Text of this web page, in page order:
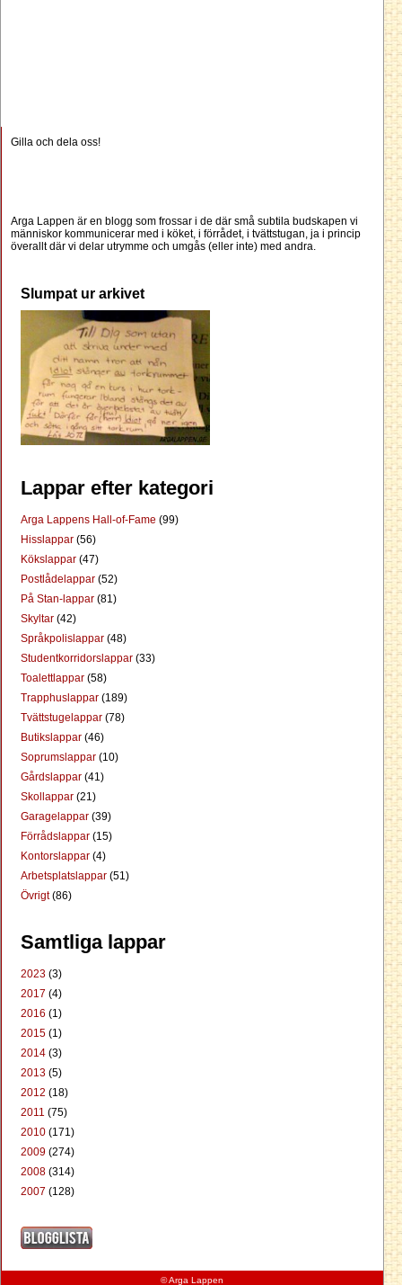
Gilla och dela oss!
Arga Lappen är en blogg som frossar i de där små subtila budskapen vi
människor kommunicerar med i köket, i förrådet, i tvättstugan, ja i princip
överallt där vi delar utrymme och umgås (eller inte) med andra.
Slumpat ur arkivet
Lappar efter kategori
Arga Lappens Hall-of-Fame (99)
Hisslappar (56)
Kökslappar (47)
Postlådelappar (52)
På Stan-lappar (81)
Skyltar (42)
Språkpolislappar (48)
Studentkorridorslappar (33)
Toalettlappar (58)
Trapphuslappar (189)
Tvättstugelappar (78)
Butikslappar (46)
Soprumslappar (10)
Gårdslappar (41)
Skollappar (21)
Garagelappar (39)
Förrådslappar (15)
Kontorslappar (4)
Arbetsplatslappar (51)
Övrigt(86)
Samtliga lappar
2023 (3)
2017 (4)
2016 (1)
2015 (1)
2014 (3)
2013 (5)
2012 (18)
2011 (75)
2010 (171)
2009 (274)
2008 (314)
2007 (128)
© Arga Lappen